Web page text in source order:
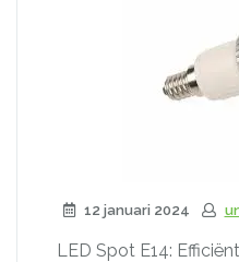
12 januari 2024
LED Spot E14: